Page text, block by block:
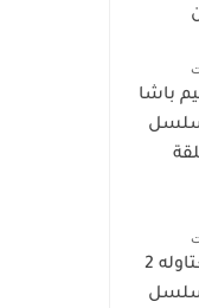
باشا
18 مسلسل
مسلسل العتاوله 2
18 مسلسل